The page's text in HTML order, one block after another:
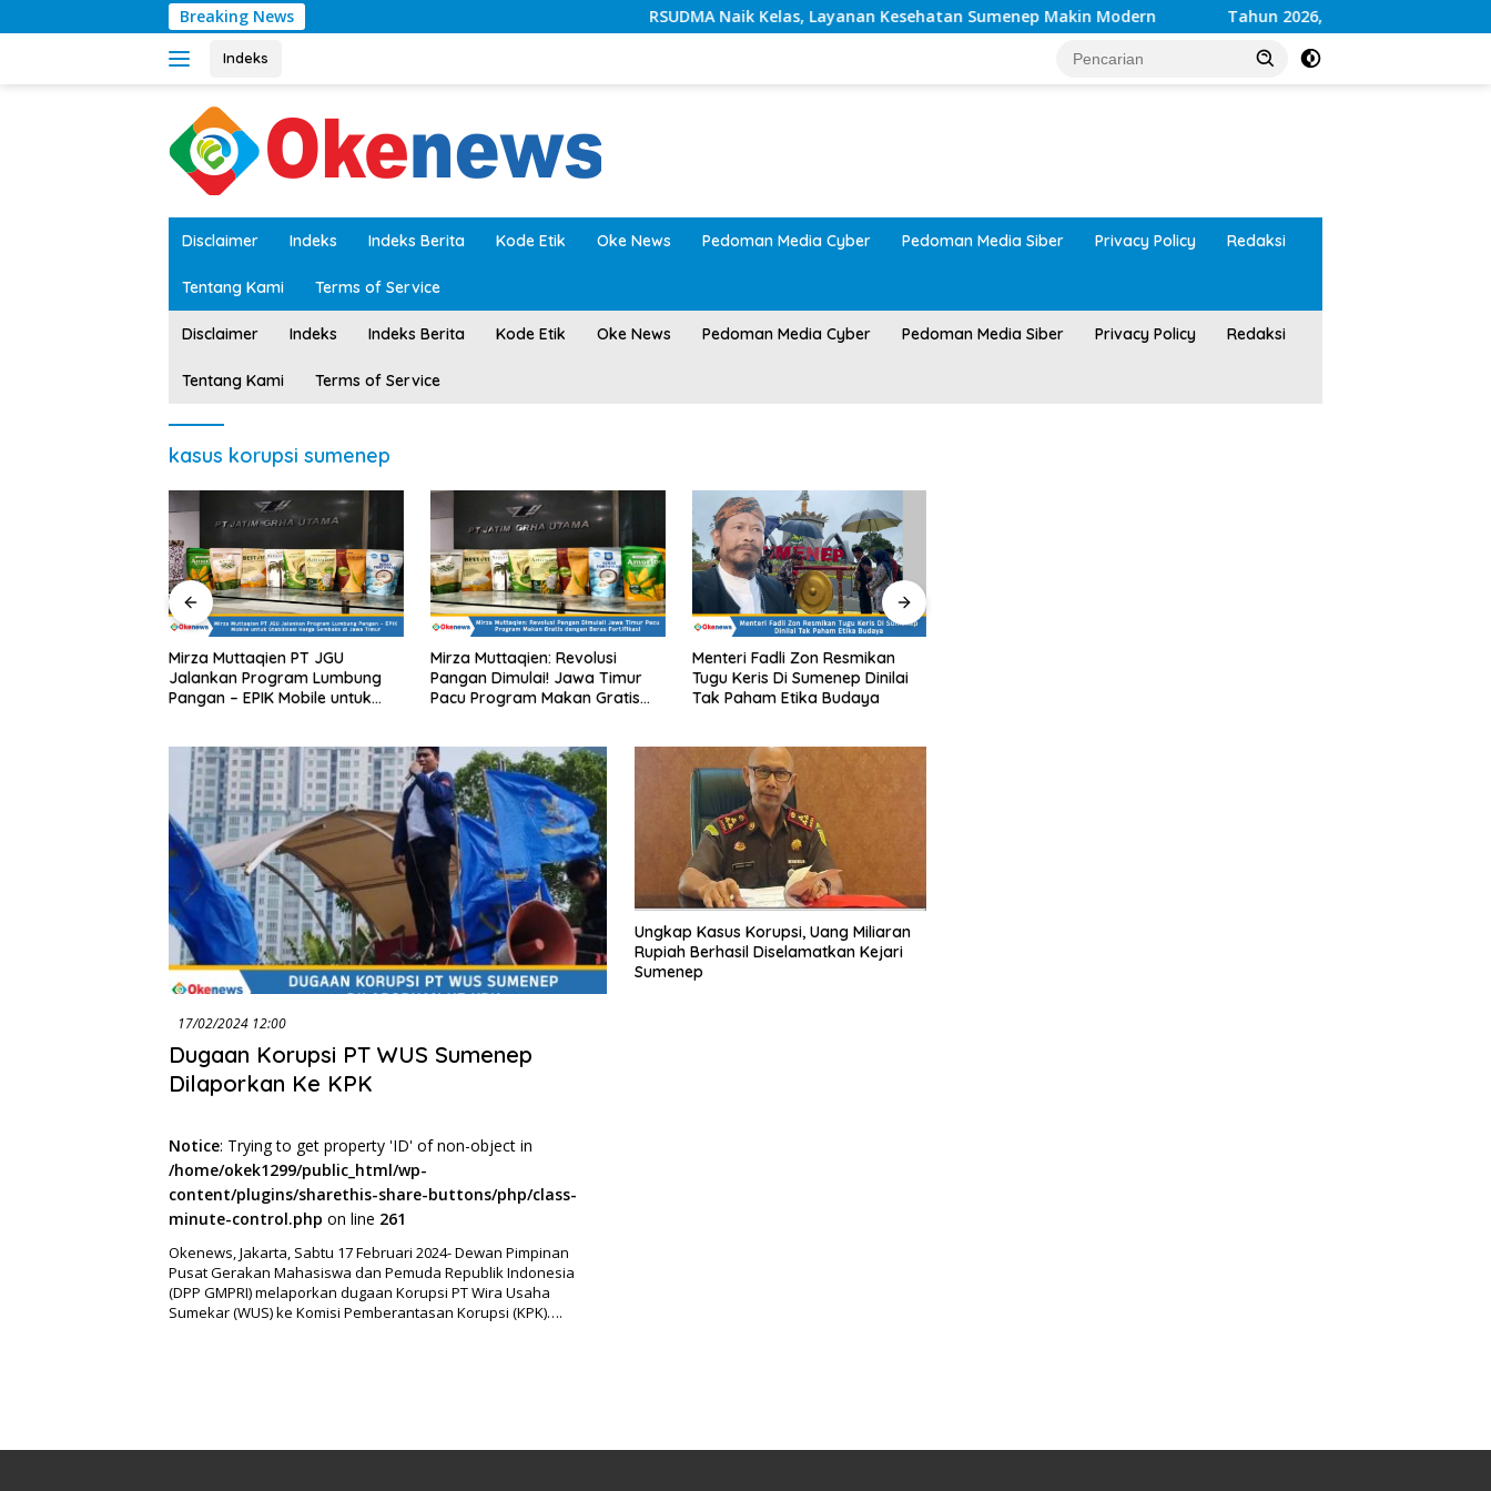
ke
Breaking News RSUDMA Naik Kelas, Layanan Kesehatan Sumenep Makin Modern Tahun 2026, Kwalitas Layanan
Indeks
Disclaimer Indeks Indeks Berita Kode Etik Oke News Pedoman Media Cyber Pedoman Media Siber Privacy Policy Redaksi
Tentang Kami Terms of Service
Disclaimer Indeks Indeks Berita Kode Etik Oke News Pedoman Media Cyber Pedoman Media Siber Privacy Policy Redaksi
Tentang Kami Terms of Service
kasus korupsi sumenep
Mirza Muttaqien PT JGU
Jalankan Program Lumbung
Pangan – EPIK Mobile untuk
Mirza Muttaqien: Revolusi
Pangan Dimulai! Jawa Timur
Pacu Program Makan Gratis
Menteri Fadli Zon Resmikan
Tugu Keris Di Sumenep Dinilai
Tak Paham Etika Budaya
Efek Razia PSK Minus
Tanggapan Pemerintah, Raja
Hantu : Potret Buruknya
17/02/2024 12:00
Dugaan Korupsi PT WUS Sumenep
Dilaporkan Ke KPK
Notice: Trying to get property 'ID' of non-object in
/home/okek1299/public_html/wp-
content/plugins/sharethis-share-buttons/php/class-
minute-control.php on line 261
Okenews, Jakarta, Sabtu 17 Februari 2024- Dewan Pimpinan
Pusat Gerakan Mahasiswa dan Pemuda Republik Indonesia
(DPP GMPRI) melaporkan dugaan Korupsi PT Wira Usaha
Sumekar (WUS) ke Komisi Pemberantasan Korupsi (KPK)….
Ungkap Kasus Korupsi, Uang Miliaran
Rupiah Berhasil Diselamatkan Kejari
Sumenep